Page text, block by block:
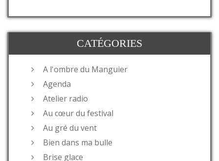
CATÉGORIES
A l'ombre du Manguier
Agenda
Atelier radio
Au cœur du festival
Au gré du vent
Bien dans ma bulle
Brise glace